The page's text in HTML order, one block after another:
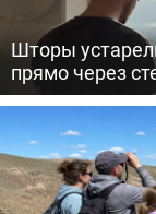
Шторы
прямо через